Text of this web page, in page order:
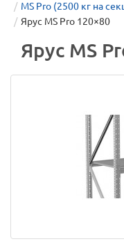
MS Pro (2500 кг на
Ярус MS Pro 120×80
Ярус MS